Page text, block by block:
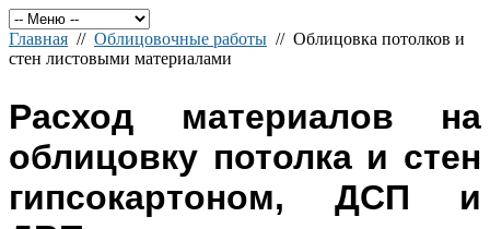
Главная // Облицовочные работы // Облицовка потолков и
стен листовыми материалами
Расход материалов на
облицовку потолка и стен
гипсокартоном, ДСП и